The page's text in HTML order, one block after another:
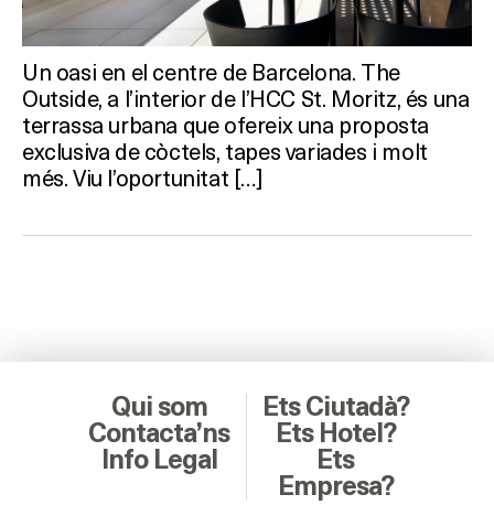
Un oasi en el centre de Barcelona. The
Outside, a l’interior de l’HCC St. Moritz, és una
terrassa urbana que ofereix una proposta
exclusiva de còctels, tapes variades i molt
més. Viu l’oportunitat […]
Qui som
Contacta’ns
Info Legal
Ets Ciutadà?
Ets Hotel?
Ets
Empresa?